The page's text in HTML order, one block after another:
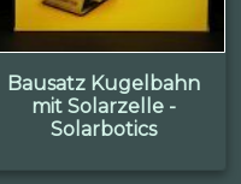
Bausatz Kugelbahn
mit Solarzelle -
Solarbotics